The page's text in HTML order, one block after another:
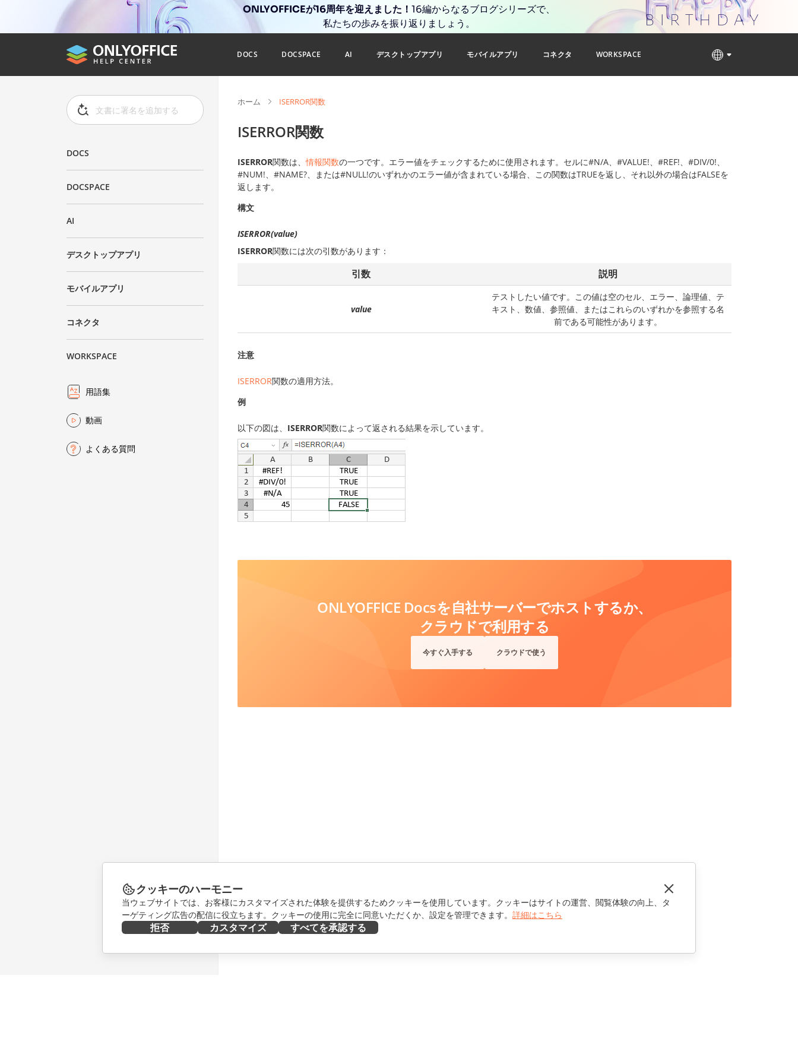
ONLYOFFICEが16周年を迎えました！ 16編からなるブログシリーズで、
私たちの歩みを振り返りましょう。
DOCS DOCSPACE AI デスクトップアプリ モバイルアプリ コネクタ WORKSPACE
DOCS
DOCSPACE
AI
デスクトップアプリ
モバイルアプリ
コネクタ
WORKSPACE
用語集
動画
よくある質問
ホーム ISERROR関数
ISERROR関数
ISERROR関数は、情報関数の一つです。エラー値をチェックするために使用されます。セルに#N/A、#VALUE!、#REF!、#DIV/0!、
#NUM!、#NAME?、または#NULL!のいずれかのエラー値が含まれている場合、この関数はTRUEを返し、それ以外の場合はFALSEを
返します。
構文
ISERROR(value)
ISERROR関数には次の引数があります：
引数 説明
value
テストしたい値です。この値は空のセル、エラー、論理値、テ
キスト、数値、参照値、またはこれらのいずれかを参照する名
前である可能性があります。
注意
ISERROR関数の適用方法。
例
以下の図は、 ISERROR関数によって返される結果を示しています。
ONLYOFFICE Docsを自社サーバーでホストするか、
クラウドで利用する
今すぐ入手する クラウドで使う
クッキーのハーモニー
当ウェブサイトでは、お客様にカスタマイズされた体験を提供するためクッキーを使用しています。クッキーはサイトの運営、閲覧体験の向上、タ
ーゲティング広告の配信に役立ちます。クッキーの使用に完全に同意いただくか、設定を管理できます。 詳細はこちら
拒否 カスタマイズ すべてを承認する